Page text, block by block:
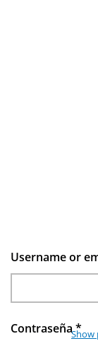
Username or
Contraseña*
Show